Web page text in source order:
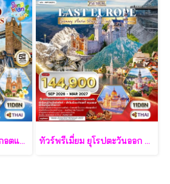
ทัวร์พรีเมี่ยมอังกฤษ - สกอตแลนด์ -เวลล์ 11 วัน - TG ทัวร์พรีเมี่ยม ยุโรปตะวันออก พักหมู่บ้านฮัลล์สตัทท์ 11วัน 8คืน - TG